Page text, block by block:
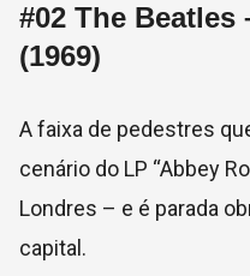
#02 The Beatles
(1969)
A faixa de pedestres
cenário do LP “Abbey
Londres – e é parada
capital.